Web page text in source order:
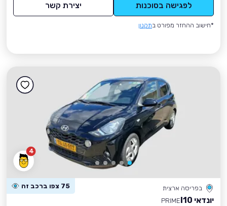
לפגישה בסוכנות יצירת קשר
*חישוב ההחזר מפורט בתקנון
4
בפריסה ארצית 75 צפו ברכב זה
יונדאי I10
PRIME